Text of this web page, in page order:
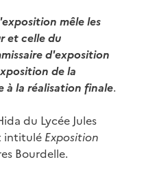
mêle les
et celle du
d'exposition
de la
à la réalisation finale.
du Lycée Jules
intitulé Exposition
Bourdelle.